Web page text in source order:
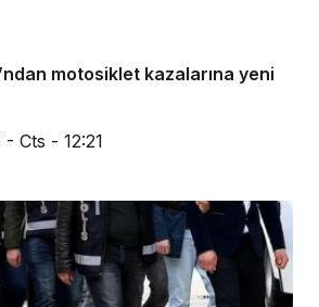
motosiklet kazalarına yeni
Cts - 12:21